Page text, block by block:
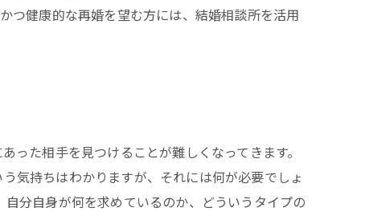
つ健康的な再婚を望む方には、結婚相談所を活用
た相手を見つけることが難しくなってきます。
気持ちはわかりますが、それには何が必要でしょ
分自身が何を求めているのか、どういうタイプの